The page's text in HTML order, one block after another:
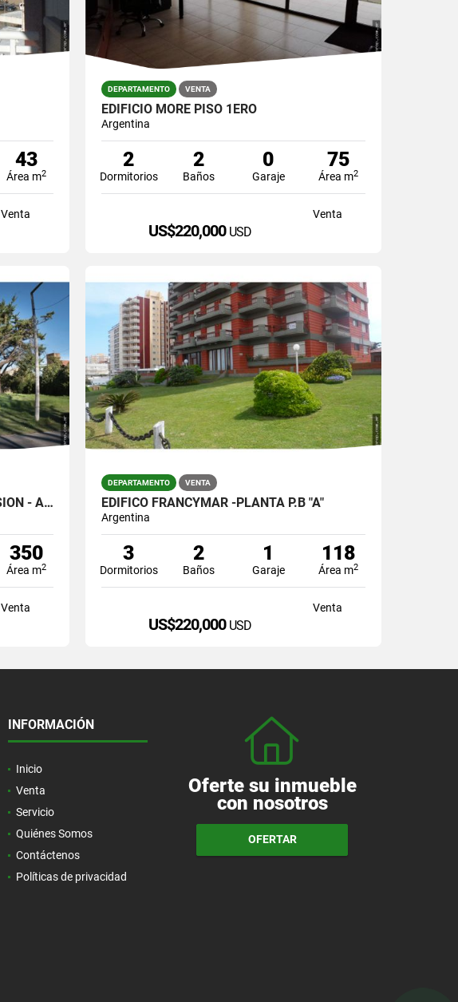
43
Área m2
Venta
DEPARTAMENTO VENTA
EDIFICIO MORE PISO 1ERO
Argentina
2
Dormitorios
2
Baños
0
Garaje
75
Área m2
Venta
US$220,000 USD
CHALET - OPORTUNIDAD DE INVERSIÓN - APTO CONSTRUCCIÓN DE EDIFICIOS
350
Área m2
Venta
DEPARTAMENTO VENTA
EDIFICO FRANCYMAR -PLANTA P.B "A"
Argentina
3
Dormitorios
2
Baños
1
Garaje
118
Área m2
Venta
US$220,000 USD
INFORMACIÓN
Inicio
Venta
Servicio
Quiénes Somos
Contáctenos
Políticas de privacidad
Oferte su inmueble
con nosotros
OFERTAR